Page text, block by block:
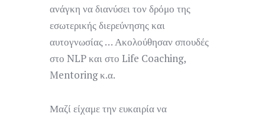
ανάγκη να διανύσει τον δρόμο της
εσωτερικής διερεύνησης και
αυτογνωσίας … Ακολούθησαν σπουδές
στο NLP και στο Life Coaching,
Mentoring κ.α.
Μαζί είχαμε την ευκαιρία να